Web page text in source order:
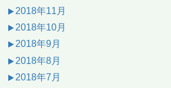
2018年11月
2018年10月
2018年9月
2018年8月
2018年7月